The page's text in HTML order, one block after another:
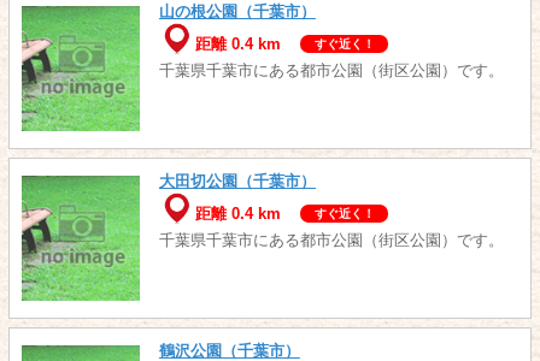
山の根公園（千葉市）
距離 0.4 km
すぐ近く！
千葉県千葉市にある都市公園（街区公園）です。
大田切公園（千葉市）
距離 0.4 km
すぐ近く！
千葉県千葉市にある都市公園（街区公園）です。
鶴沢公園（千葉市）